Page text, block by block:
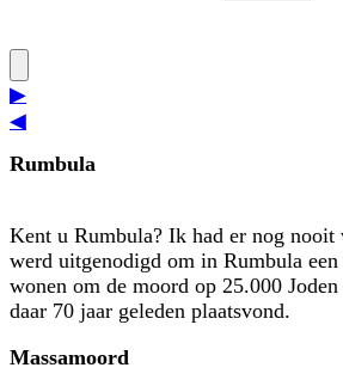
▶
◀
Rumbula
Kent u Rumbula? Ik had er nog
werd uit­genodigd om in Rumbula
wonen om de moord op 25.000
daar 70 jaar geleden plaatsvond.
Massamoord